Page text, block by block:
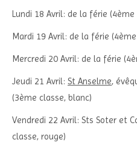
Lundi 18 Avril: de la férie (4ème
Mardi 19 Avril: de la férie
Mercredi 20 Avril: de la férie
Jeudi 21 Avril: St Anselme,
(3ème classe, blanc)
Vendredi 22 Avril: Sts Soter et
classe, rouge)